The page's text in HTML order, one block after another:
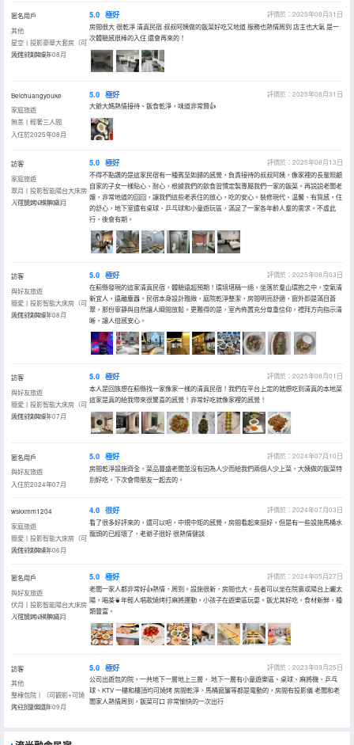
匿名用戶
其他
星空丨投影豪華大套房（可
燒烤+棋牌桌）
入住於2025年08月
5.0 極好
評價於：2025年08月31日
房間很大 很乾凈 清真民宿 叔叔阿姨做的飯菜好吃又地道 服務也熱情周到 店主也大氣 是一
次體驗感很棒的入住 還會再來的！
Beichuangyouke
家庭旅遊
無恙丨輕奢三人間
入住於2025年08月
5.0 極好
評價於：2025年08月31日
大爺大媽熱情接待、飯食乾淨，味道非常贊👍
訪客
家庭旅遊
翠月丨投影智能陽台大床房
（可燒烤+棋牌桌）
入住於2025年08月
5.0 極好
評價於：2025年08月13日
不得不點讚的是這家民宿有一種賓至如歸的感覺，負責接待的叔叔阿姨，像家裡的長輩照顧
自家的子女一樣貼心、耐心，根據我們的飲食習慣定製專屬我們一家的飯菜。再説説老闆老
孃，非常地道的回回，讓我們這些老表住的放心，吃的安心。裝修現代、温馨、有質感，住
的舒心，地下室還有桌球、乒乓球和小童遊玩區，滿足了一家各年齡人羣的需求。不虛此
行，後會有期。
訪客
與好友旅遊
簡愛丨投影智能大床房（可
燒烤+棋牌桌）
入住於2025年08月
5.0 極好
評價於：2025年08月03日
在薊縣發現的這家清真民宿，體驗遠超預期！環境堪稱一絕，坐落於羣山環抱之中，空氣清
新宜人，遠離塵囂。民宿本身設計雅緻，庭院乾淨整潔，房間明亮舒適，窗外即是滿目蒼
翠，那份寧靜與自然讓人瞬間放鬆。更難得的是，室內佈置充分尊重信仰，禮拜方向指示清
晰，讓人倍感安心。
訪客
與好友旅遊
簡愛丨投影智能大床房（可
燒烤+棋牌桌）
入住於2025年07月
5.0 極好
評價於：2025年08月01日
本人是回族想在薊縣找一家像家一樣的清真民宿！我們在平台上定的就想吃到清真的本地菜
這家是真的給我帶來很驚喜的感覺！非常好吃就像家裡的感覺！
匿名用戶
與好友旅遊
入住於2024年07月
5.0 極好
評價於：2024年07月10日
房間乾淨設施齊全，菜品豐盛老闆並沒有因為人少而給我們兩個人少上菜，大姨做的飯菜特
別好吃，下次會帶朋友一起去的。
wskxmm1204
家庭旅遊
簡愛丨投影智能大床房（可
燒烤+棋牌桌）
入住於2024年06月
4.0 很好
評價於：2024年07月03日
看了很多好評來的，還可以吧，中規中矩的感覺，房間看起來挺好，但是有一些設施馬桶水
龍頭的已經壞了，老爺子很好 很熱情健談
匿名用戶
與好友旅遊
伏月丨投影智能陽台大床房
（可燒烤+棋牌桌）
入住於2024年05月
5.0 極好
評價於：2024年05月27日
老闆一家人都非常好👍熱情，周到。設施很新，房間也大。長者可以坐在院裏或陽台上曬太
陽，喝茶🍵年輕人唱歌燒烤打麻將運動，小孩子在遊樂區玩耍。飯尤其好吃，食材新鮮，種
類豐富。
訪客
其他
整棟包院丨（可觀影+可燒
烤+小童樂園）
入住於2023年09月
5.0 極好
評價於：2023年09月25日
公司出遊包的院，一共地下一層地上三層， 地下一層有小童遊樂區、桌球、麻將機、乒乓
球、KTV 一樓和樓頂均可燒烤 房間乾淨，馬桶窗簾等都是電動的，房間有投影儀 老闆和老
闆家人熱情周到，飯菜可口 非常愉快的一次出行